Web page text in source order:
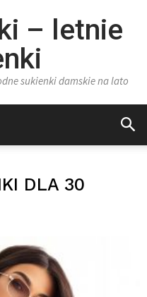
– letnie
sukienki damskie na lato
DLA 30